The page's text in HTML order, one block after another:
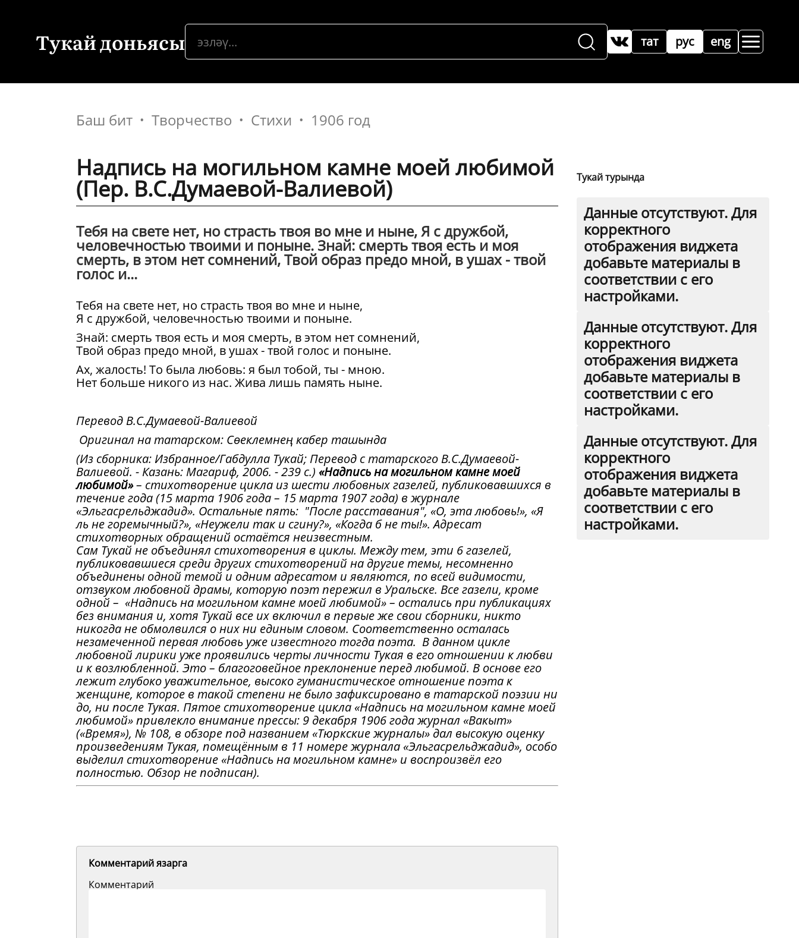
Тукай доньясы рус
тат eng
Баш бит Творчество Стихи 1906 год
Надпись на могильном камне моей любимой
(Пер. В.С.Думаевой-Валиевой)
Тебя на свете нет, но страсть твоя во мне и ныне, Я с дружбой,
человечностью твоими и поныне. Знай: смерть твоя есть и моя
смерть, в этом нет сомнений, Твой образ предо мной, в ушах - твой
голос и...
Тебя на свете нет, но страсть твоя во мне и ныне,
Я с дружбой, человечностью твоими и поныне.
Знай: смерть твоя есть и моя смерть, в этом нет сомнений,
Твой образ предо мной, в ушах - твой голос и поныне.
Ах, жалость! То была любовь: я был тобой, ты - мною.
Нет больше никого из нас. Жива лишь память ныне.
Перевод В.С.Думаевой-Валиевой
Оригинал на татарском: Сөеклемнең кабер ташында
(Из сборника: Избранное/Габдулла Тукай; Перевод с татарского В.С.Думаевой-
Валиевой. - Казань: Магариф, 2006. - 239 с.) «Надпись на могильном камне моей
любимой»– стихотворение цикла из шести любовных газелей, публиковавшихся в
течение года (15 марта 1906 года – 15 марта 1907 года) в журнале
«Эльгасрельджадид». Остальные пять: "После расставания", «О, эта любовь!», «Я
ль не горемычный?», «Неужели так и сгину?», «Когда б не ты!». Адресат
стихотворных обращений остаётся неизвестным.
Сам Тукай не объединял стихотворения в циклы. Между тем, эти 6 газелей,
публиковавшиеся среди других стихотворений на другие темы, несомненно
объединены одной темой и одним адресатом и являются, по всей видимости,
отзвуком любовной драмы, которую поэт пережил в Уральске. Все газели, кроме
одной – «Надпись на могильном камне моей любимой» – остались при публикациях
без внимания и, хотя Тукай все их включил в первые же свои сборники, никто
никогда не обмолвился о них ни единым словом. Соответственно осталась
незамеченной первая любовь уже известного тогда поэта. В данном цикле
любовной лирики уже проявились черты личности Тукая в его отношении к любви
и к возлюбленной. Это – благоговейное преклонение перед любимой. В основе его
лежит глубоко уважительное, высоко гуманистическое отношение поэта к
женщине, которое в такой степени не было зафиксировано в татарской поэзии ни
до, ни после Тукая. Пятое стихотворение цикла «Надпись на могильном камне моей
любимой» привлекло внимание прессы: 9 декабря 1906 года журнал «Вакыт»
(«Время»), № 108, в обзоре под названием «Тюркские журналы» дал высокую оценку
произведениям Тукая, помещённым в 11 номере журнала «Эльгасрельджадид», особо
выделил стихотворение «Надпись на могильном камне» и воспроизвёл его
полностью. Обзор не подписан).
Комментарий язарга
Комментарий
Тукай турында
Данные отсутствуют. Для
корректного
отображения виджета
добавьте материалы в
соответствии с его
настройками.
Данные отсутствуют. Для
корректного
отображения виджета
добавьте материалы в
соответствии с его
настройками.
Данные отсутствуют. Для
корректного
отображения виджета
добавьте материалы в
соответствии с его
настройками.